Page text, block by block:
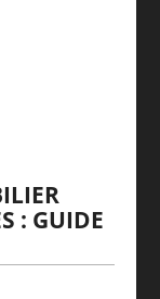
: GUIDE